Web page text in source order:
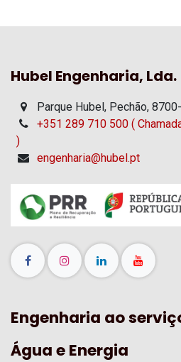
Hubel Engenharia, Lda.
Parque Hubel, Pechão,
+351 289 710 500 (
)
engenharia@hubel.pt
Engenharia ao
Água e Energia